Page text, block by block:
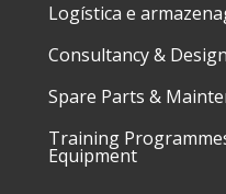
Logística e
Consultancy & Design
Spare Parts &
Training
Equipment